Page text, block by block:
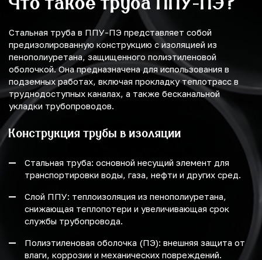
Стальная труба в ППУ-ПЭ представляет собой
предизолированную конструкцию с изоляцией из
пенополиуретана, защищенного полиэтиленовой
оболочкой. Она предназначена для использования в
подземных работах, включая прокладку теплотрасс в
труднодоступных каналах, а также бесканальной
укладки трубопроводов.
Конструкция трубы в изоляции
Стальная труба: основной несущий элемент для
транспортировки воды, газа, нефти и других сред.
Слой ППУ: теплоизоляция из пенополиуретана,
снижающая теплопотери и увеличивающая срок
службы трубопровода.
Полиэтиленовая оболочка (ПЭ): внешняя защита от
влаги, коррозии и механических повреждений.